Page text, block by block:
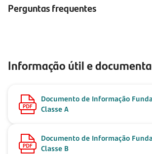
Perguntas frequentes
Informação útil e
Documento de Informação
Classe A
Documento de Informação
Classe B